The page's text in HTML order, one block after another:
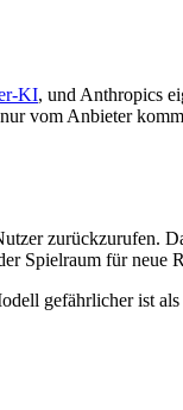
KI, und Anthropics
vom Anbieter
zurückzurufen.
Spielraum für neue
gefährlicher ist